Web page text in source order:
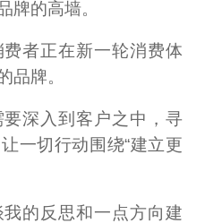
牌的高墙。
者正在新一轮消费体
品牌。
深入到客户之中，寻
一切行动围绕“建立更
的反思和一点方向建